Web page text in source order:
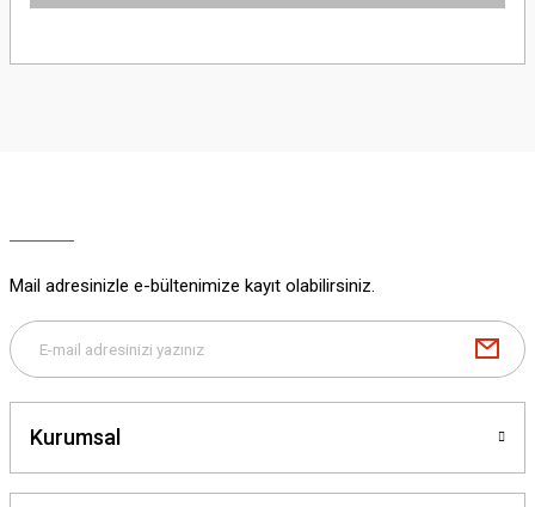
yetersiz gördüğünüz noktaları öneri formunu kullanarak tarafımıza
Bu ürüne benzer farklı alternatifler olmalı.
Mail adresinizle e-bültenimize kayıt olabilirsiniz.
Kurumsal